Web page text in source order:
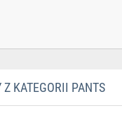
Z KATEGORII PANTS